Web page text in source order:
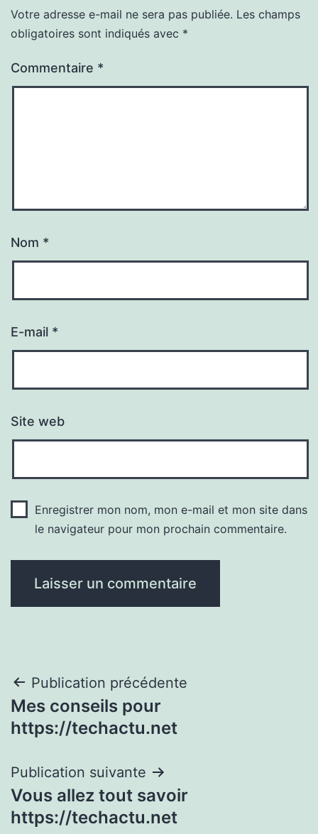
Votre adresse e-mail ne sera pas publiée. Les champs
obligatoires sont indiqués avec *
Commentaire *
Nom *
E-mail *
Site web
Enregistrer mon nom, mon e-mail et mon site dans
le navigateur pour mon prochain commentaire.
Navigation
de
Publication précédente
Mes conseils pour
https://techactu.net
Publication suivante
Vous allez tout savoir
https://techactu.net